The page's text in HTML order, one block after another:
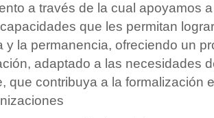
a través de la cual apoyamos
que les permitan
y la permanencia, ofreciendo un
adaptado a las necesidades
que contribuya a la formalización